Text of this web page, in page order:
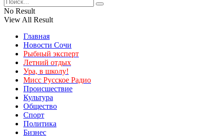
No Result
View All Result
Главная
Новости Сочи
Рыбный эксперт
Летний отдых
Ура, в школу!
Мисс Русское Радио
Происшествие
Культура
Общество
Спорт
Политика
Бизнес